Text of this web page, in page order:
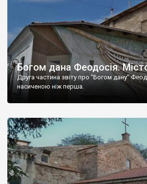
Богом дана Феодосія.
Друга частина звіту про "Богом дану"
насиченою ніж перша.